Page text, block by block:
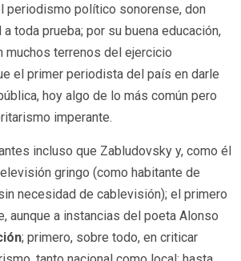
periodismo político sonorense, don
toda prueba; por su buena educación,
muchos terrenos del ejercicio
el primer periodista del país en darle
hoy algo de lo más común pero
imperante.
incluso que Zabludovsky y, como él
gringo (como habitante de
necesidad de cablevisión); el primero
aunque a instancias del poeta Alonso
; primero, sobre todo, en criticar